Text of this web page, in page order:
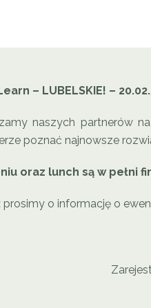
– LUBELSKIE! –
naszych partnerów
poznać najnowsze
oraz lunch są w pełni
prosimy o informację o